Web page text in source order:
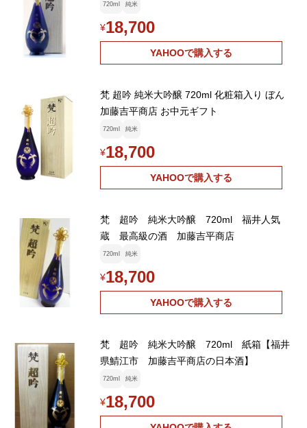
720ml 純米
¥18,700
YAHOOで購入する
梵 超吟 純米大吟醸 720ml 化粧箱入り ぼん
加藤吉平商店 お中元ギフト
720ml 純米
¥18,700
YAHOOで購入する
梵 超吟 純米大吟醸 720ml 福井人気
蔵 最高級の酒 加藤吉平商店
720ml 純米
¥18,700
YAHOOで購入する
梵 超吟 純米大吟醸 720ml 紙箱【福井
県鯖江市 加藤吉平商店の日本酒】
720ml 純米
¥18,700